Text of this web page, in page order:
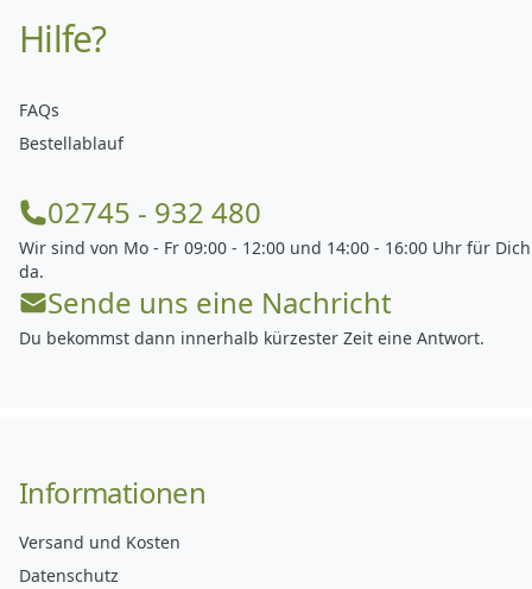
Hilfe?
FAQs
Bestellablauf
02745 - 932 480
Wir sind von Mo - Fr 09:00 - 12:00 und 14:00 - 16:00 Uhr für Dich
da.
Sende uns eine Nachricht
Du bekommst dann innerhalb kürzester Zeit eine Antwort.
Informationen
Versand und Kosten
Datenschutz